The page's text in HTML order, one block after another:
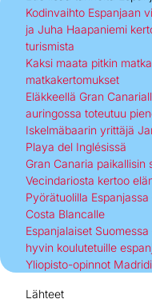
Kodinvaihto Espanjaan
ja Juha Haapaniemi
turismista
Kaksi maata pitkin
matkakertomukset
Eläkkeellä Gran
auringossa toteutuu
Iskelmäbaarin yrittäjä
Playa del Inglésissä
Gran Canaria paikallisin
Vecindariosta kertoo
Pyörätuolilla
Costa Blancalle
Espanjalaiset
hyvin koulutetuille
Yliopisto-opinnot
Lähteet